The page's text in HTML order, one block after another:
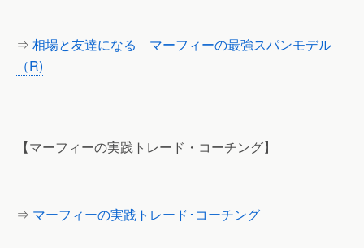
⇒ 相場と友達になる マーフィーの最強スパンモデル
（R)
【マーフィーの実践トレード・コーチング】
⇒ マーフィーの実践トレード･コーチング